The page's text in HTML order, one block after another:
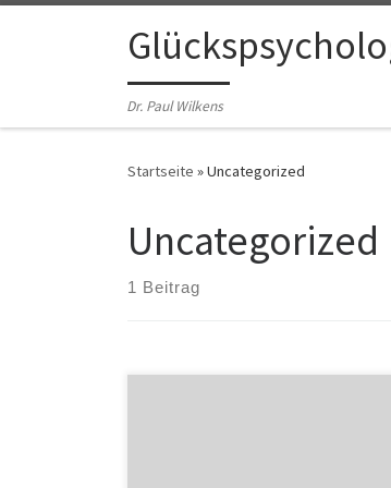
Zum Inhalt springen
Dr. Paul Wilkens
Startseite »Uncategorized
Uncategorized
1 Beitrag